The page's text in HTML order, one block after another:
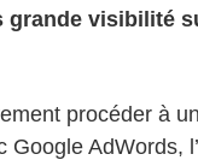
grande visibilité
procéder à
Google AdWords,